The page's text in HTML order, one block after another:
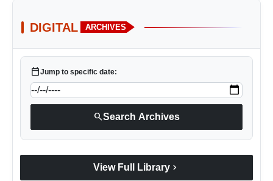
DIGITAL ARCHIVES
calendar_todayJump to specific date:
searchSearch Archives
View Full Library chevron_right